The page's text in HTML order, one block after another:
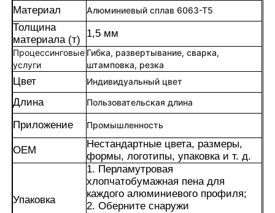
Продукция
О нас
Экскурсия по фабрике
Контроль качества
Связаться с нами
Материал
Алюминиевый сплав 6063-Т5
Толщина
материала (т)
1,5 мм
Процессинговые
услуги
Гибка, развертывание, сварка,
штамповка, резка
Цвет Индивидуальный цвет
Длина Пользовательская длина
Приложение Промышленность
OEM
Нестандартные цвета, размеры,
формы, логотипы, упаковка и т. д.
Упаковка
1. Перламутровая
хлопчатобумажная пена для
каждого алюминиевого профиля;
2. Оберните снаружи